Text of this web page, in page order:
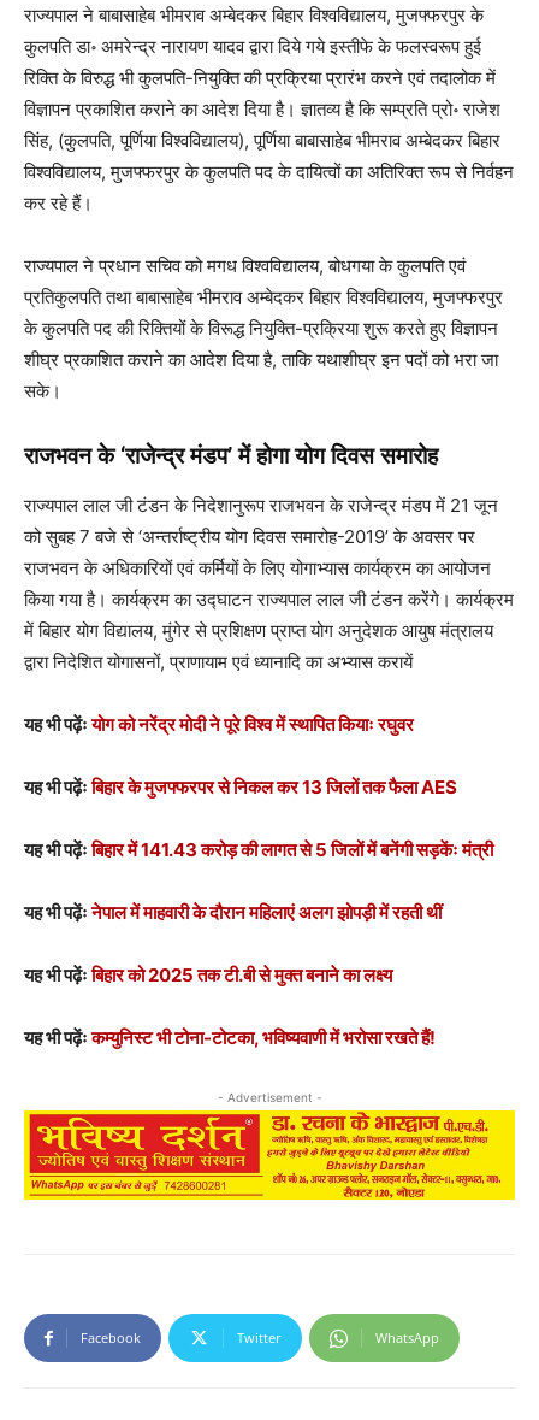
राज्यपाल ने बाबासाहेब भीमराव अम्बेदकर बिहार विश्वविद्यालय, मुजफ्फरपुर के
कुलपति डा॰ अमरेन्द्र नारायण यादव द्वारा दिये गये इस्तीफे के फलस्वरूप हुई
रिक्ति के विरुद्ध भी कुलपति-नियुक्ति की प्रक्रिया प्रारंभ करने एवं तदालोक में
विज्ञापन प्रकाशित कराने का आदेश दिया है। ज्ञातव्य है कि सम्प्रति प्रो॰ राजेश
सिंह, (कुलपति, पूर्णिया विश्वविद्यालय), पूर्णिया बाबासाहेब भीमराव अम्बेदकर बिहार
विश्वविद्यालय, मुजफ्फरपुर के कुलपति पद के दायित्वों का अतिरिक्त रूप से निर्वहन
कर रहे हैं।
राज्यपाल ने प्रधान सचिव को मगध विश्वविद्यालय, बोधगया के कुलपति एवं
प्रतिकुलपति तथा बाबासाहेब भीमराव अम्बेदकर बिहार विश्वविद्यालय, मुजफ्फरपुर
के कुलपति पद की रिक्तियों के विरूद्ध नियुक्ति-प्रक्रिया शुरू करते हुए विज्ञापन
शीघ्र प्रकाशित कराने का आदेश दिया है, ताकि यथाशीघ्र इन पदों को भरा जा
सके।
राजभवन के‘राजेन्द्र मंडप’में होगा योग दिवस समारोह
राज्यपाल लाल जी टंडन के निदेशानुरूप राजभवन के राजेन्द्र मंडप में 21 जून
को सुबह 7 बजे से ‘अन्तर्राष्ट्रीय योग दिवस समारोह-2019’ के अवसर पर
राजभवन के अधिकारियों एवं कर्मियों के लिए योगाभ्यास कार्यक्रम का आयोजन
किया गया है। कार्यक्रम का उद्घाटन राज्यपाल लाल जी टंडन करेंगे। कार्यक्रम
में बिहार योग विद्यालय, मुंगेर से प्रशिक्षण प्राप्त योग अनुदेशक आयुष मंत्रालय
द्वारा निदेशित योगासनों, प्राणायाम एवं ध्यानादि का अभ्यास करायें
यह भी पढ़ेंःयोग को नरेंद्र मोदी ने पूरे विश्व में स्थापित कियाः रघुवर
यह भी पढ़ेंःबिहार के मुजफ्फरपर से निकल कर 13 जिलों तक फैला AES
यह भी पढ़ेंःबिहार में 141.43 करोड़ की लागत से 5 जिलों में बनेंगी सड़केंः मंत्री
यह भी पढ़ेंःनेपाल में माहवारी के दौरान महिलाएं अलग झोपड़ी में रहती थीं
यह भी पढ़ेंःबिहार को 2025 तक टी.बी से मुक्त बनाने का लक्ष्य
यह भी पढ़ेंःकम्युनिस्ट भी टोना-टोटका, भविष्यवाणी में भरोसा रखते हैं!
- Advertisement -
Facebook Twitter WhatsApp